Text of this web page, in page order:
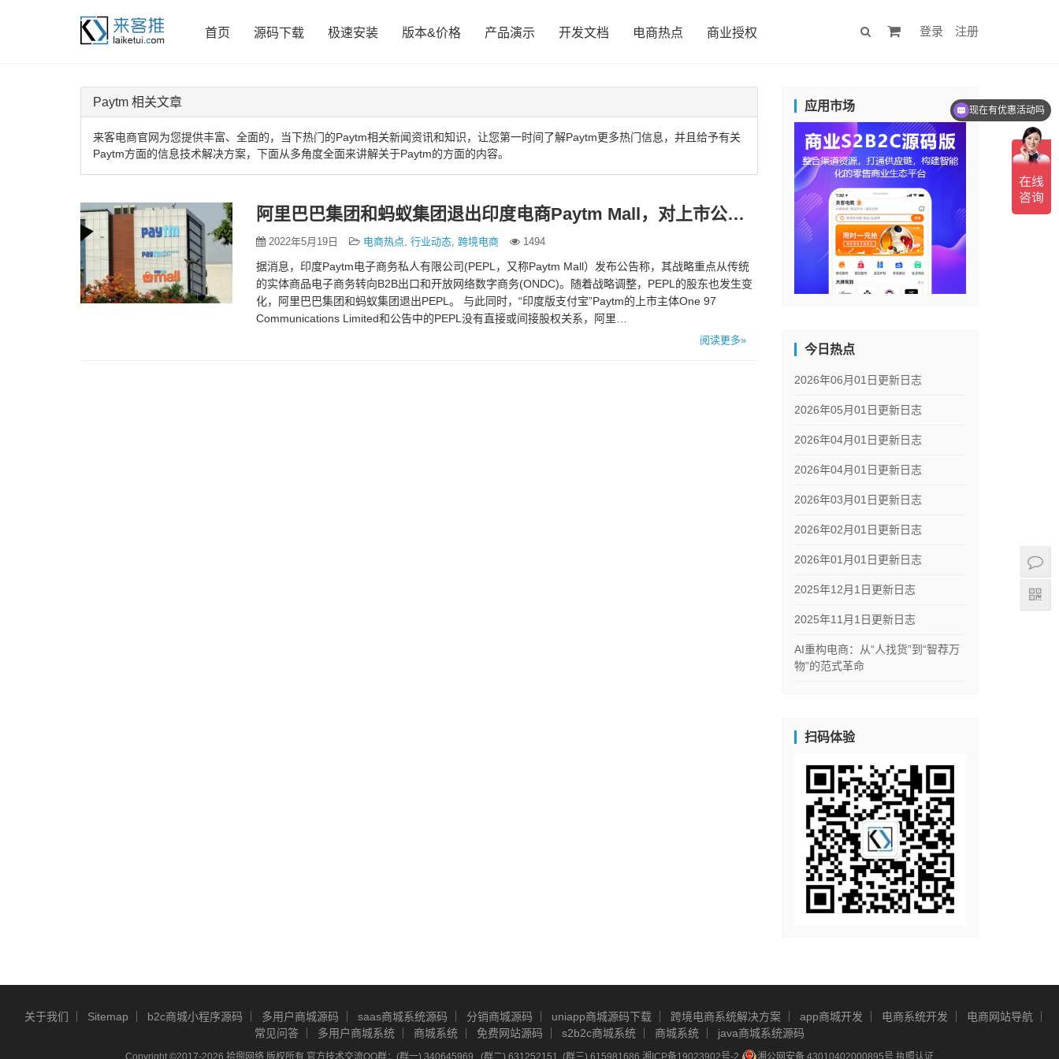
首页 源码下载 极速安装 版本&价格 产品演示 开发文档 电商热点 商业授权 登录 注册
Paytm 相关文章
来客电商官网为您提供丰富、全面的，当下热门的Paytm相关新闻资讯和知识，让您第一时间了解Paytm更多热门信息，并且给予有关
Paytm方面的信息技术解决方案，下面从多角度全面来讲解关于Paytm的方面的内容。
阿里巴巴集团和蚂蚁集团退出印度电商Paytm Mall，对上市公司Paytm持股不变
2022年5月19日 电商热点, 行业动态, 跨境电商 1494
据消息，印度Paytm电子商务私人有限公司(PEPL，又称Paytm Mall）发布公告称，其战略重点从传统
的实体商品电子商务转向B2B出口和开放网络数字商务(ONDC)。随着战略调整，PEPL的股东也发生变
化，阿里巴巴集团和蚂蚁集团退出PEPL。 与此同时，“印度版支付宝”Paytm的上市主体One 97
Communications Limited和公告中的PEPL没有直接或间接股权关系，阿里…
阅读更多»
应用市场
今日热点
2026年06月01日更新日志
2026年05月01日更新日志
2026年04月01日更新日志
2026年04月01日更新日志
2026年03月01日更新日志
2026年02月01日更新日志
2026年01月01日更新日志
2025年12月1日更新日志
2025年11月1日更新日志
AI重构电商：从“人找货”到“智荐万
物”的范式革命
扫码体验
关于我们 Sitemap b2c商城小程序源码 多用户商城源码 saas商城系统源码 分销商城源码 uniapp商城源码下载 跨境电商系统解决方案 app商城开发 电商系统开发
电商网站导航
常见问答
多用户商城系统 商城系统 免费网站源码 s2b2c商城系统 商城系统 java商城系统源码
Copyright ©2017-2026 拾捌网络 版权所有 官方技术交流QQ群：(群一) 340645969 , (群二) 631252151, (群三) 615981686 湘ICP备19023902号-2 湘公网安备 43010402000895号 执照认证
现在有优惠活动吗